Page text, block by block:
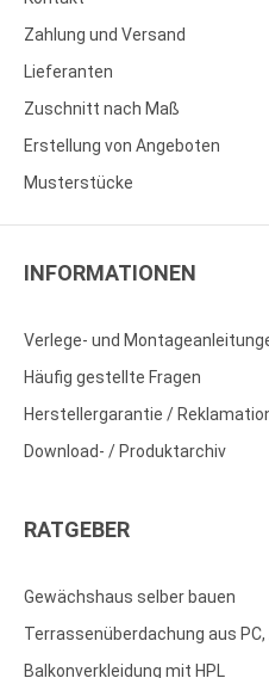
Zahlung und Versand
Lieferanten
Zuschnitt nach Maß
Erstellung von Angeboten
Musterstücke
INFORMATIONEN
Verlege- und
Häufig gestellte Fragen
Herstellergarantie /
Download- / Produktarchiv
RATGEBER
Gewächshaus selber bauen
Terrassenüberdachung aus PC,
Balkonverkleidung mit HPL